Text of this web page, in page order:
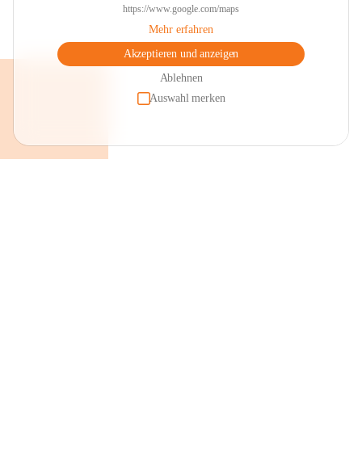
https://www.google.com/maps
Mehr erfahren
Akzeptieren und anzeigen
Ablehnen
Auswahl merken